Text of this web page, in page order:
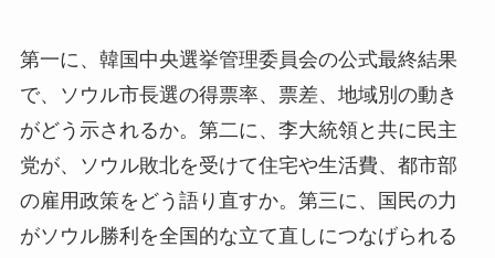
第一に、韓国中央選挙管理委員会の公式最終結果
で、ソウル市長選の得票率、票差、地域別の動き
がどう示されるか。第二に、李大統領と共に民主
党が、ソウル敗北を受けて住宅や生活費、都市部
の雇用政策をどう語り直すか。第三に、国民の力
がソウル勝利を全国的な立て直しにつなげられる